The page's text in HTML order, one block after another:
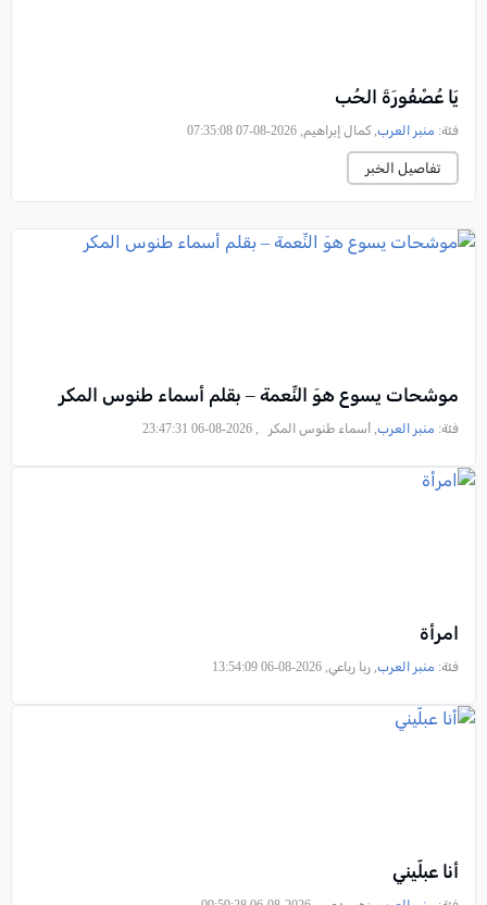
يَا عُصْفُورَةَ الحُب
فئة: منبر العرب, كمال إبراهيم, 2026-08-07 07:35:08
تفاصيل الخبر
موشحات يسوع هوَ النِّعمة – بقلم أسماء طنوس المكر
فئة: منبر العرب, أسماء طنوس المكر , 2026-08-06 23:47:31
امرأة
فئة: منبر العرب, ربا رباعي, 2026-08-06 13:54:09
أنا عبلّيني